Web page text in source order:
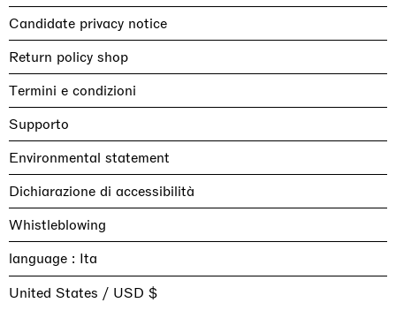
Candidate privacy notice
Return policy shop
Termini e condizioni
Supporto
Environmental statement
Dichiarazione di accessibilità
Whistleblowing
language :
United States / USD $